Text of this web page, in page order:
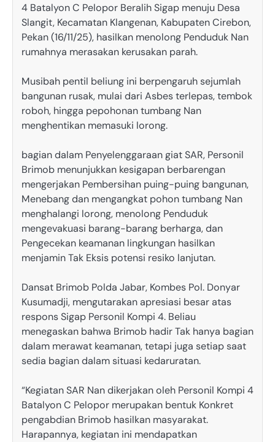
4 Batalyon C Pelopor Beralih Sigap menuju Desa
Slangit, Kecamatan Klangenan, Kabupaten Cirebon,
Pekan (16/11/25), hasilkan menolong Penduduk Nan
rumahnya merasakan kerusakan parah.
Musibah pentil beliung ini berpengaruh sejumlah
bangunan rusak, mulai dari Asbes terlepas, tembok
roboh, hingga pepohonan tumbang Nan
menghentikan memasuki lorong.
bagian dalam Penyelenggaraan giat SAR, Personil
Brimob menunjukkan kesigapan berbarengan
mengerjakan Pembersihan puing-puing bangunan,
Menebang dan mengangkat pohon tumbang Nan
menghalangi lorong, menolong Penduduk
mengevakuasi barang-barang berharga, dan
Pengecekan keamanan lingkungan hasilkan
menjamin Tak Eksis potensi resiko lanjutan.
Dansat Brimob Polda Jabar, Kombes Pol. Donyar
Kusumadji, mengutarakan apresiasi besar atas
respons Sigap Personil Kompi 4. Beliau
menegaskan bahwa Brimob hadir Tak hanya bagian
dalam merawat keamanan, tetapi juga setiap saat
sedia bagian dalam situasi kedaruratan.
“Kegiatan SAR Nan dikerjakan oleh Personil Kompi 4
Batalyon C Pelopor merupakan bentuk Konkret
pengabdian Brimob hasilkan masyarakat.
Harapannya, kegiatan ini mendapatkan